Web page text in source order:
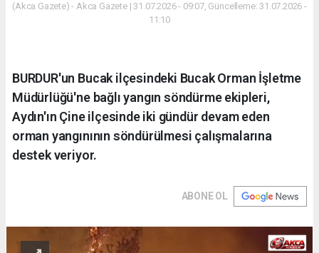
(Akca Gazete) - Akca Gazete | 31.07.2026 - 09:07, Güncelleme: 31.07.2026 -
11:10
BURDUR'un Bucak ilçesindeki Bucak Orman İşletme
Müdürlüğü'ne bağlı yangın söndürme ekipleri,
Aydın'ın Çine ilçesinde iki gündür devam eden
orman yangınının söndürülmesi çalışmalarına
destek veriyor.
ABONE OL